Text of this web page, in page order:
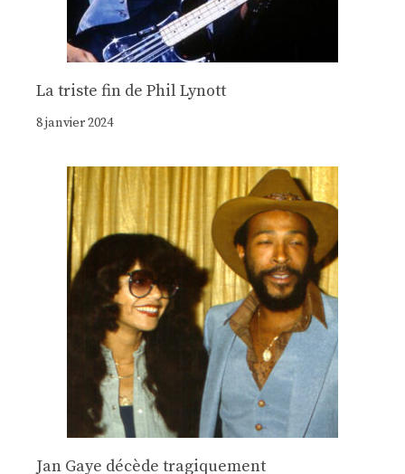
La triste fin de Phil Lynott
8 janvier 2024
Jan Gaye décède tragiquement